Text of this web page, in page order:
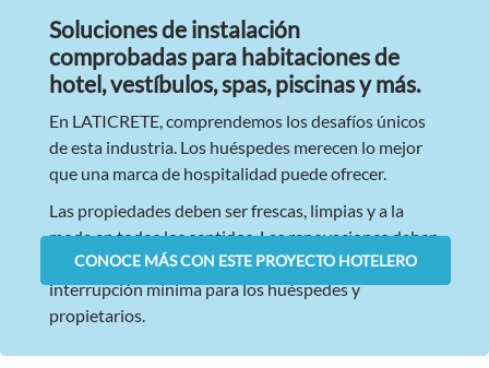
Soluciones de instalación
comprobadas para habitaciones de
hotel, vestíbulos, spas, piscinas y más.
En LATICRETE, comprendemos los desafíos únicos
de esta industria. Los huéspedes merecen lo mejor
que una marca de hospitalidad puede ofrecer.
Las propiedades deben ser frescas, limpias y a la
moda en todos los sentidos. Las renovaciones deben
tener plazos de entrega rápidos con una
interrupción mínima para los huéspedes y
propietarios.
CONOCE MÁS CON ESTE PROYECTO HOTELERO